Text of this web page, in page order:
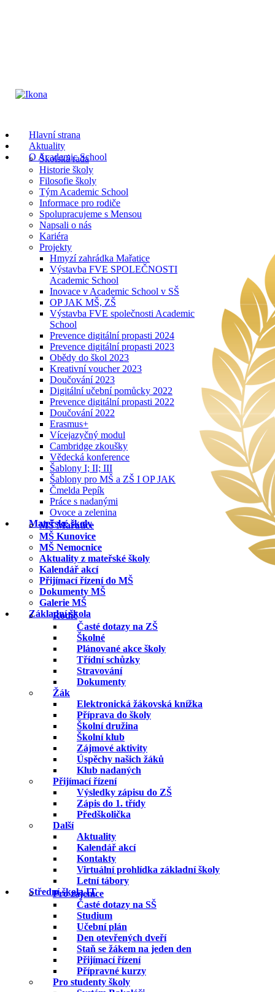
Hlavní strana
Aktuality
O Academic School
Školská rada
Historie školy
Filosofie školy
Tým Academic School
Informace pro rodiče
Spolupracujeme s Mensou
Napsali o nás
Kariéra
Projekty
Hmyzí zahrádka Mařatice
Výstavba FVE SPOLEČNOSTI
Academic School
Inovace v Academic School v SŠ
OP JAK MŠ, ZŠ
Výstavba FVE společnosti Academic
School
Prevence digitální propasti 2024
Prevence digitální propasti 2023
Obědy do škol 2023
Kreativní voucher 2023
Doučování 2023
Digitální učební pomůcky 2022
Prevence digitální propasti 2022
Doučování 2022
Erasmus+
Vícejazyčný modul
Cambridge zkoušky
Vědecká konference
Šablony I; II; III
Šablony pro MŠ a ZŠ I OP JAK
Čmelda Pepík
Práce s nadanými
Ovoce a zelenina
Mateřské školy
MŠ Mařatice
MŠ Kunovice
MŠ Nemocnice
Aktuality z mateřské školy
Kalendář akcí
Přijímací řízení do MŠ
Dokumenty MŠ
Galerie MŠ
Základní škola
Rodič
Časté dotazy na ZŠ
Školné
Plánované akce školy
Třídní schůzky
Stravování
Dokumenty
Žák
Elektronická žákovská knížka
Příprava do školy
Školní družina
Školní klub
Zájmové aktivity
Úspěchy našich žáků
Klub nadaných
Přijímací řízení
Výsledky zápisu do ZŠ
Zápis do 1. třídy
Předškolička
Další
Aktuality
Kalendář akcí
Kontakty
Virtuální prohlídka základní školy
Letní tábory
Střední škola IT
Pro zájemce
Časté dotazy na SŠ
Studium
Učební plán
Den otevřených dveří
Staň se žákem na jeden den
Přijímací řízení
Přípravné kurzy
Pro studenty školy